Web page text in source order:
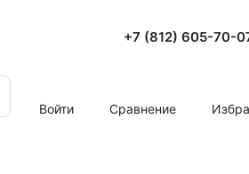
+7 (812) 605-70-
Войти
Сравнение